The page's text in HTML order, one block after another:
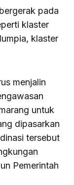
pada
klaster
klaster
menjalin
untuk
dipasarkan
tersebut
Pemerintah